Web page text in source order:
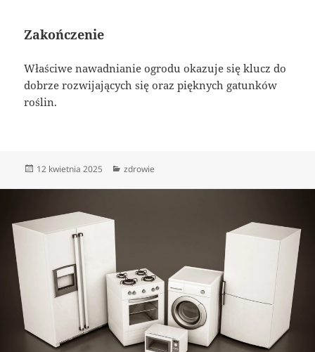
Zakończenie
Właściwe nawadnianie ogrodu okazuje się klucz do
dobrze rozwijających się oraz pięknych gatunków
roślin.
Data
12 kwietnia 2025 Kategorie
zdrowie